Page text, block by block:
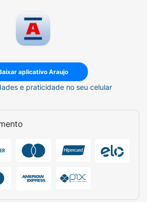
aplicativo Araujo
e praticidade no seu celular